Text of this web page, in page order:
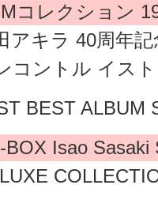
コレクション
アキラ 40周年
コントル イス
BEST ALBUM
BOX Isao Sasaki